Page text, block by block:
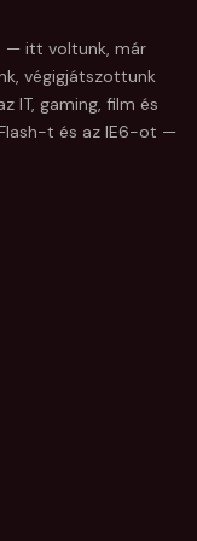
— itt voltunk, már
végigjátszottunk
IT, gaming, film és
t és az IE6-ot —